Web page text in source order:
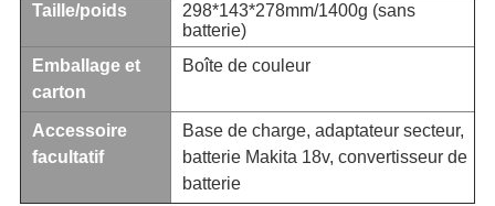
Taille/poids
298*143*278mm/1400g (sans
batterie)
Emballage et
carton
Boîte de couleur
Accessoire
facultatif
Base de charge, adaptateur secteur,
batterie Makita 18v, convertisseur de
batterie